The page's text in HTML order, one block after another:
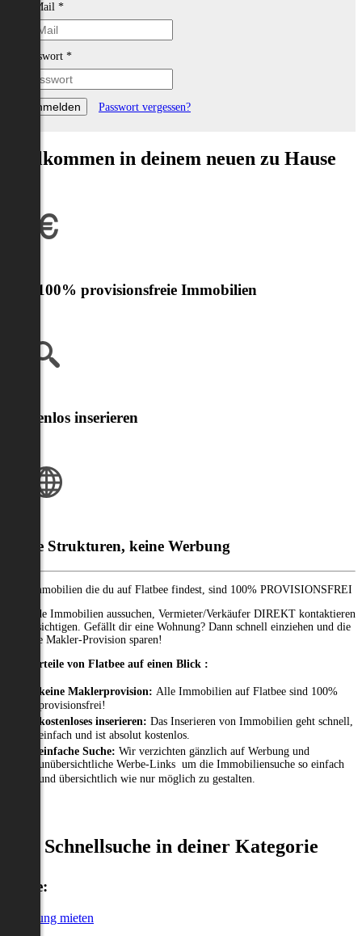
E-Mail *
Passwort *
Passwort vergessen?
Willkommen in deinem neuen zu Hause
Nur 100% provisionsfreie Immobilien
Kostenlos inserieren
Klare Strukturen, keine Werbung
Alle Immobilien die du auf Flatbee findest, sind 100% PROVISIONSFREI
Passende Immobilien aussuchen, Vermieter/Verkäufer DIREKT kontaktieren
und besichtigen. Gefällt dir eine Wohnung? Dann schnell einziehen und die
gesamte Makler-Provision sparen!
Die Vorteile von Flatbee auf einen Blick :
keine Maklerprovision: Alle Immobilien auf Flatbee sind 100%
provisionsfrei!
kostenloses inserieren: Das Inserieren von Immobilien geht schnell,
einfach und ist absolut kostenlos.
einfache Suche: Wir verzichten gänzlich auf Werbung und
unübersichtliche Werbe-Links um die Immobiliensuche so einfach
und übersichtlich wie nur möglich zu gestalten.
Schnellsuche in deiner Kategorie
Miete:
Wohnung mieten